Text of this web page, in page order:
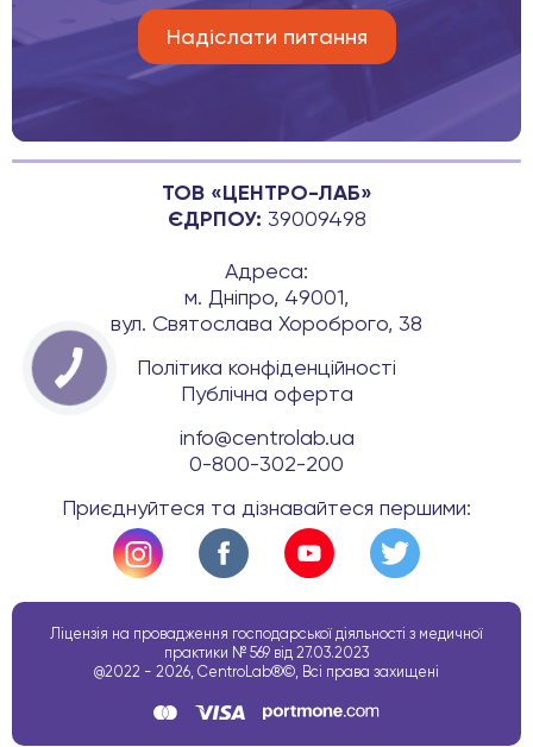
ТОВ «ЦЕНТРО-ЛАБ»
ЄДРПОУ: 39009498
Адреса:
м. Дніпро, 49001,
вул. Святослава Хороброго, 38
Політика конфіденційності
Публічна оферта
info@centrolab.ua
0-800-302-200
Приєднуйтеся та дізнавайтеся першими:
Ліцензія на провадження господарської діяльності з медичної
практики № 569 від 27.03.2023
@2022 - 2026, CentroLab®©, Всі права захищені